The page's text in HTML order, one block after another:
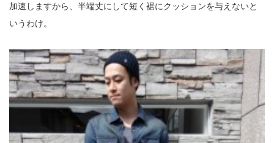
加速しますから、半端丈にして短く裾にクッションを与えないと
いうわけ。